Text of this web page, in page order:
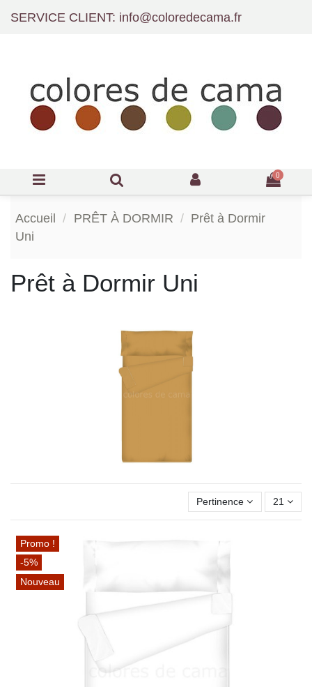
SERVICE CLIENT: info@coloredecama.fr
0
Accueil PRÊT À DORMIR
Prêt à Dormir
Uni
Prêt à Dormir Uni
Pertinence 21
Promo !
-5%
Nouveau